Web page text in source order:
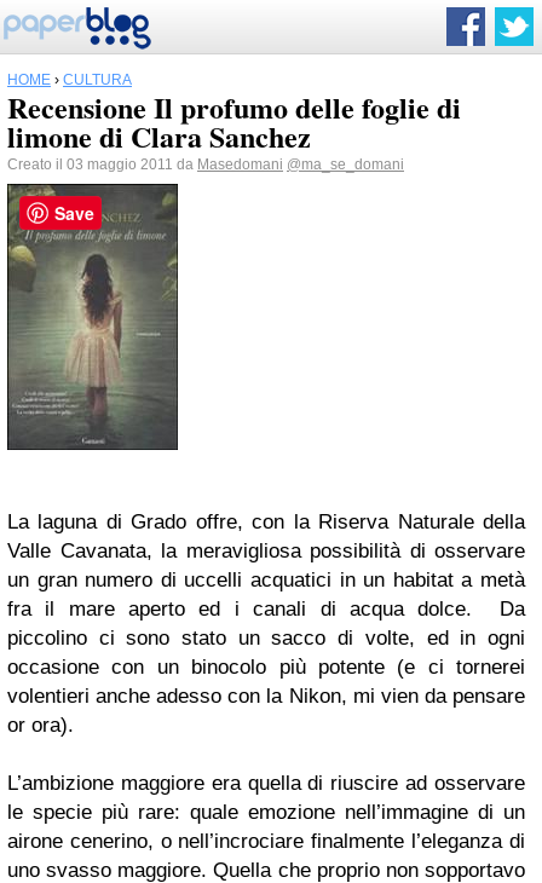
HOME › CULTURA
Recensione Il profumo delle foglie di
limone di Clara Sanchez
Creato il 03 maggio 2011 da Masedomani @ma_se_domani
La laguna di Grado offre, con la Riserva Naturale della
Valle Cavanata, la meravigliosa possibilità di osservare
un gran numero di uccelli acquatici in un habitat a metà
fra il mare aperto ed i canali di acqua dolce. Da
piccolino ci sono stato un sacco di volte, ed in ogni
occasione con un binocolo più potente (e ci tornerei
volentieri anche adesso con la Nikon, mi vien da pensare
or ora).
L’ambizione maggiore era quella di riuscire ad osservare
le specie più rare: quale emozione nell’immagine di un
airone cenerino, o nell’incrociare finalmente l’eleganza di
uno svasso maggiore. Quella che proprio non sopportavo
Save